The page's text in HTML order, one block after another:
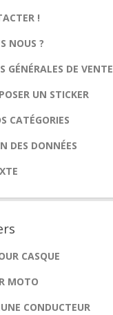
!
NOUS ?
GÉNÉRALES DE VENTE
UN STICKER
CATÉGORIES
DES DONNÉES
CASQUE
MOTO
CONDUCTEUR